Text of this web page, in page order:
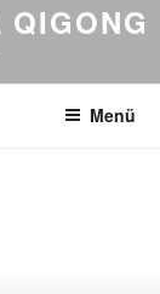
QIGONG
Menü